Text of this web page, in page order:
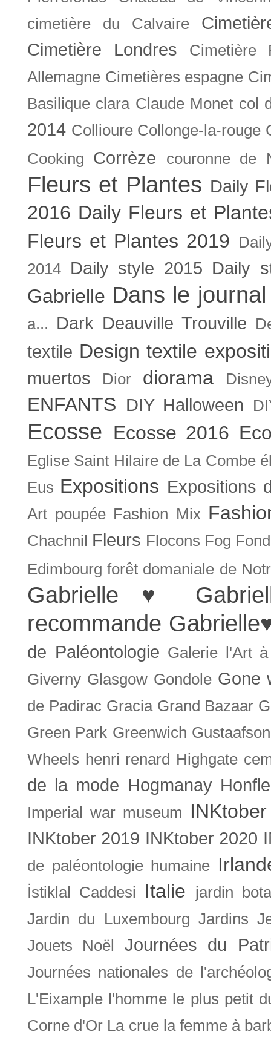
cimetière du Calvaire
Cimetière Londres
Cimetière
Allemagne Cimetières espagne
Basilique clara Claude Monet col
2014 Collioure Collonge-la-rouge
Cooking
Corrèze couronne de
Fleurs et Plantes Daily
2016 Daily Fleurs et
Fleurs et Plantes 2019
2014
Daily style 2015 Daily
Gabrielle Dans le journal
a... Dark Deauville Trouville
textile Design textile
muertos Dior diorama
ENFANTS DIY Halloween
Ecosse Ecosse 2016
Eglise Saint Hilaire de La Combe
Eus Expositions Expositions
Art poupée Fashion Mix
Chachnil Fleurs Flocons Fog
Edimbourg forêt domaniale de
Gabrielle ♥
recommande
de Paléontologie Galerie l'Art
Giverny Glasgow Gondole Gone
de Padirac Gracia Grand Bazaar
Green Park Greenwich Gustaafson
Wheels henri renard Highgate
de la mode Hogmanay
Imperial war museum INKtober
INKtober 2019 INKtober 2020
de paléontologie humaine
İstiklal Caddesi Italie
jardin
Jardin du Luxembourg Jardins
Jouets Noël
Journées du
Journées nationales de
L'Eixample l'homme le plus petit
Corne d'Or La crue la femme à